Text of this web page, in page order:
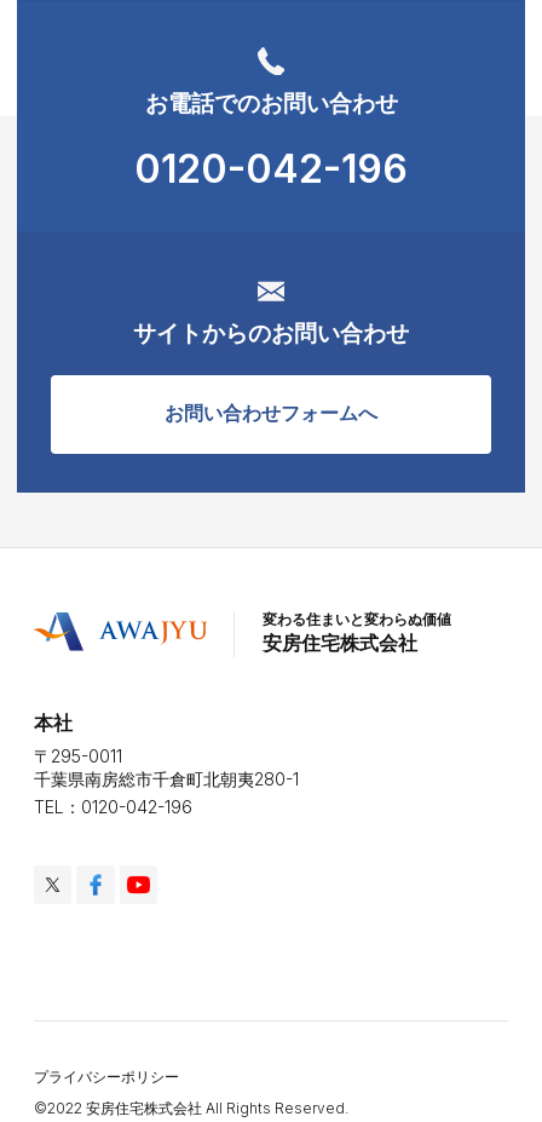
お電話でのお問い合わせ
0120-042-196
サイトからのお問い合わせ
お問い合わせフォームへ
変わる住まいと変わらぬ価値
安房住宅株式会社
本社
〒295-0011
千葉県南房総市千倉町北朝夷280-1
TEL：0120-042-196
プライバシーポリシー
©️2022 安房住宅株式会社 All Rights Reserved.